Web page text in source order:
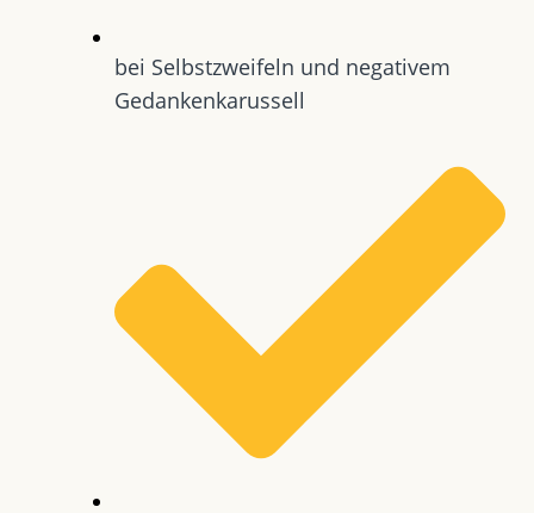
bei Selbstzweifeln und negativem
Gedankenkarussell